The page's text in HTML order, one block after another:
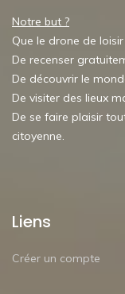
Notre but ?
Que le drone de
De recenser
De découvrir le
De visiter des lieux
De se faire plaisir
citoyenne.
Liens
Créer un compte